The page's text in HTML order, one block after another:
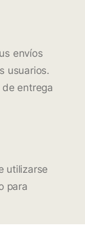
envíos
usuarios.
de entrega
utilizarse
para